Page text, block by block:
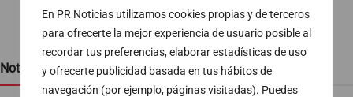
En PR Noticias utilizamos cookies propias y de terceros
para ofrecerte la mejor experiencia de usuario posible al
recordar tus preferencias, elaborar estadísticas de uso
y ofrecerte publicidad basada en tus hábitos de
navegación (por ejemplo, páginas visitadas). Puedes
1 2 3
Noticias recientes